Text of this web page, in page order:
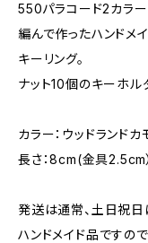
550パラコード2カラー
編んで作ったハンドメ
キーリング。
ナット10個のキーホル
カラー：ウッドランドカ
長さ：8cm(金具
発送は通常、土日祝日
ハンドメイド品ですの